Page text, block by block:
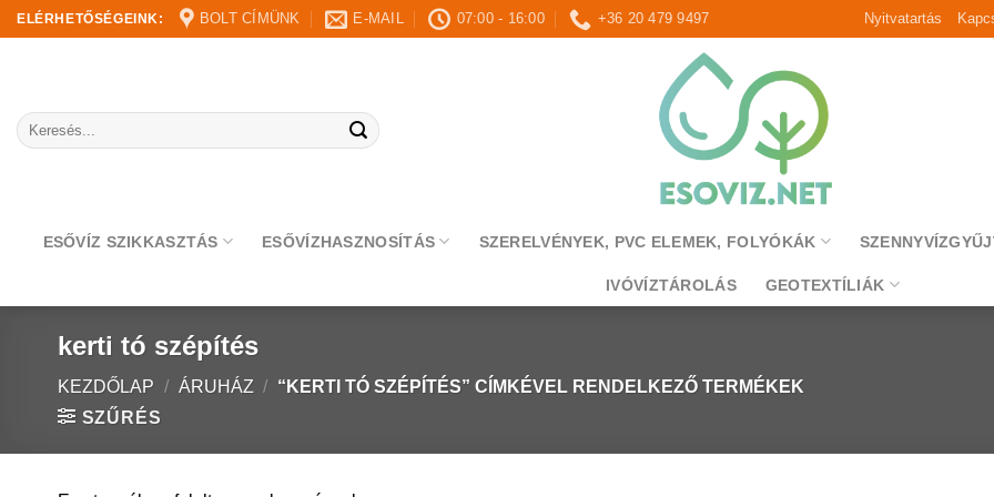
Skip
to
ELÉRHETŐSÉGEINK: BOLT CÍMÜNK E-MAIL 07:00 - 16:00 +36 20 479 9497 Nyitvatartás
Keresés
a
ESŐVÍZ SZIKKASZTÁS ESŐVÍZHASZNOSÍTÁS SZERELVÉNYEK, PVC ELEMEK, FOLYÓKÁK
IVÓVÍZTÁROLÁS GEOTEXTÍLIÁK
kerti tó szépítés
KEZDŐLAP / ÁRUHÁZ / “KERTI TÓ SZÉPÍTÉS” CÍMKÉVEL RENDELKEZŐ TERMÉKEK
SZŰRÉS